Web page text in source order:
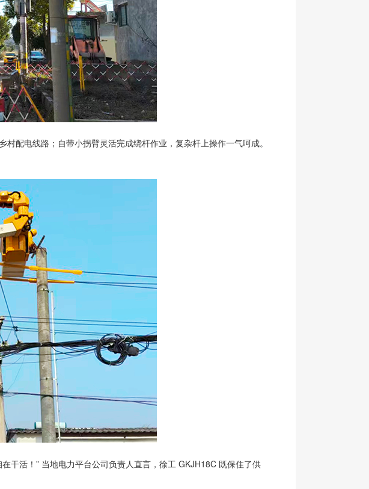
配电线路；自带小拐臂灵活完成绕杆作业，复杂杆上操作一气呵成。
活！” 当地电力平台公司负责人直言，徐工 GKJH18C 既保住了供